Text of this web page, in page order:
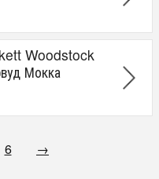
Woodstock
Мокка
6 →